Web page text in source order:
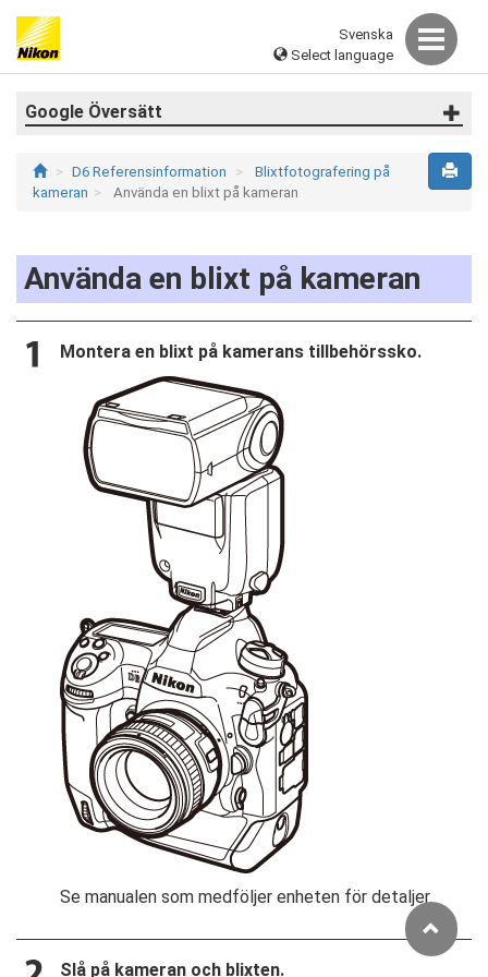
Svenska
Select language
Google Översätt
D6 Referensinformation
Blixtfotografering på
kameran
Använda en blixt på kameran
Använda en blixt på kameran
Montera en blixt på kamerans tillbehörssko.
Se manualen som medföljer enheten för detaljer.
Slå på kameran och blixten.